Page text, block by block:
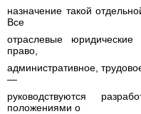
назначение такой
Все
отраслевые
право,
административное,
—
руководствуются
положениями о